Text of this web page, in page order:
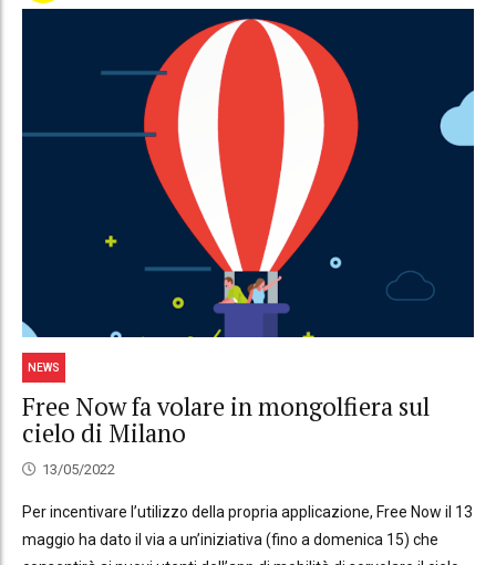
NEWS
Free Now fa volare in mongolfiera sul
cielo di Milano
13/05/2022
Per incentivare l’utilizzo della propria applicazione, Free Now il 13
maggio ha dato il via a un’iniziativa (fino a domenica 15) che